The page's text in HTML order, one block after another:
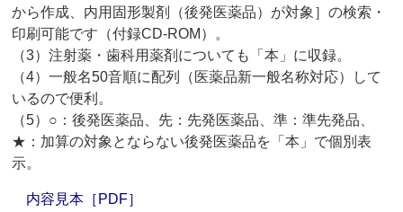
から作成、内用固形製剤（後発医薬品）が対象］の検索・
印刷可能です（付録CD-ROM）。
（3）注射薬・歯科用薬剤についても「本」に収録。
（4）一般名50音順に配列（医薬品新一般名称対応）して
いるので便利。
（5）○：後発医薬品、先：先発医薬品、準：準先発品、
★：加算の対象とならない後発医薬品を「本」で個別表
示。
内容見本［PDF］